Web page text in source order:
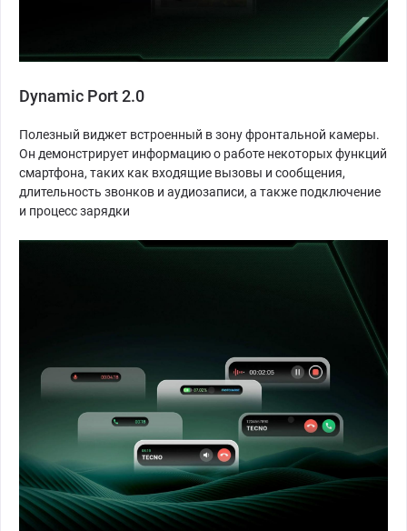
Dynamic Port 2.0
Полезный виджет встроенный в зону фронтальной камеры.
Он демонстрирует информацию о работе некоторых функций
смартфона, таких как входящие вызовы и сообщения,
длительность звонков и аудиозаписи, а также подключение
и процесс зарядки